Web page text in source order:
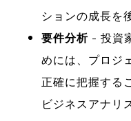
ションの成長を
要件分析- 投資
めには、プロジ
正確に把握する
ビジネスアナリ